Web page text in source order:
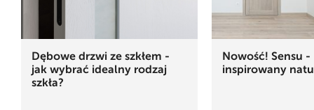
Dębowe drzwi ze szkłem -
jak wybrać idealny rodzaj
szkła?
Nowość! Sensu
inspirowany